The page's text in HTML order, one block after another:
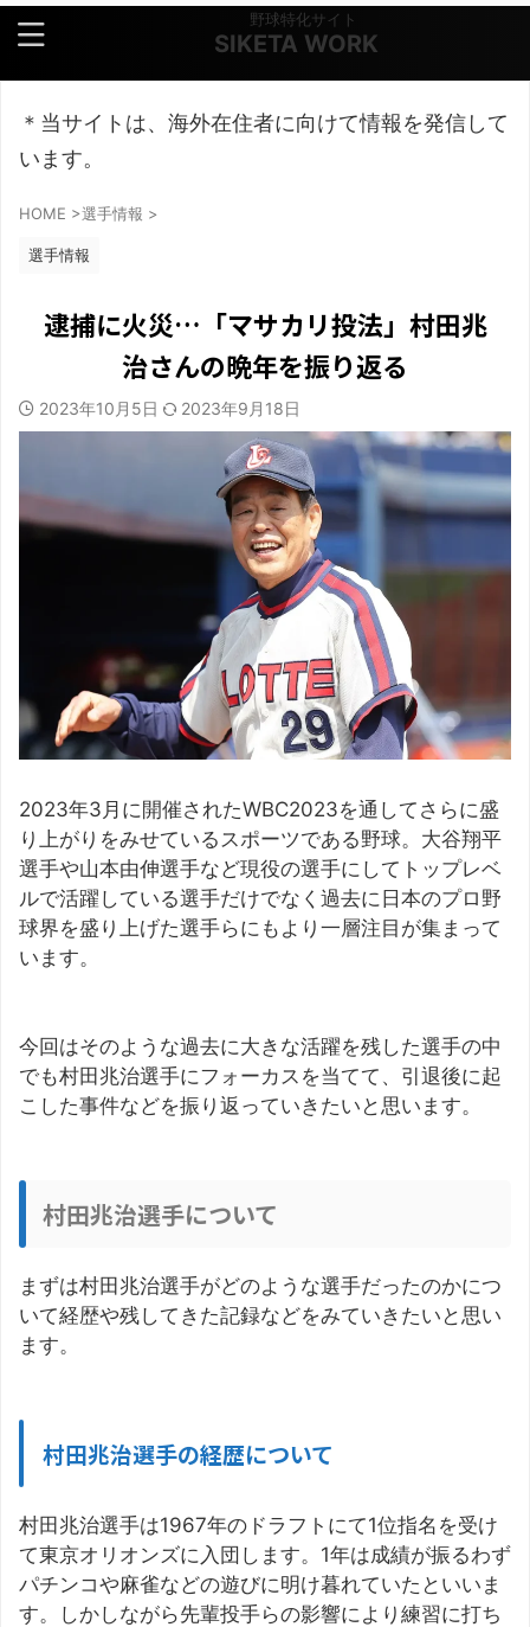
野球特化サイト
SIKETA WORK
＊当サイトは、海外在住者に向けて情報を発信して
います。
HOME >選手情報 >
選手情報
逮捕に火災…「マサカリ投法」村田兆
治さんの晩年を振り返る
2023年10月5日 2023年9月18日
2023年3月に開催されたWBC2023を通してさらに盛
り上がりをみせているスポーツである野球。大谷翔平
選手や山本由伸選手など現役の選手にしてトップレベ
ルで活躍している選手だけでなく過去に日本のプロ野
球界を盛り上げた選手らにもより一層注目が集まって
います。
今回はそのような過去に大きな活躍を残した選手の中
でも村田兆治選手にフォーカスを当てて、引退後に起
こした事件などを振り返っていきたいと思います。
村田兆治選手について
まずは村田兆治選手がどのような選手だったのかにつ
いて経歴や残してきた記録などをみていきたいと思い
ます。
村田兆治選手の経歴について
村田兆治選手は1967年のドラフトにて1位指名を受け
て東京オリオンズに入団します。1年は成績が振るわず
パチンコや麻雀などの遊びに明け暮れていたといいま
す。しかしながら先輩投手らの影響により練習に打ち